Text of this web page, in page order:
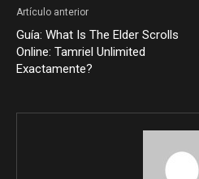
Artículo anterior
Guía: What Is The Elder Scrolls
Online: Tamriel Unlimited
Exactamente?